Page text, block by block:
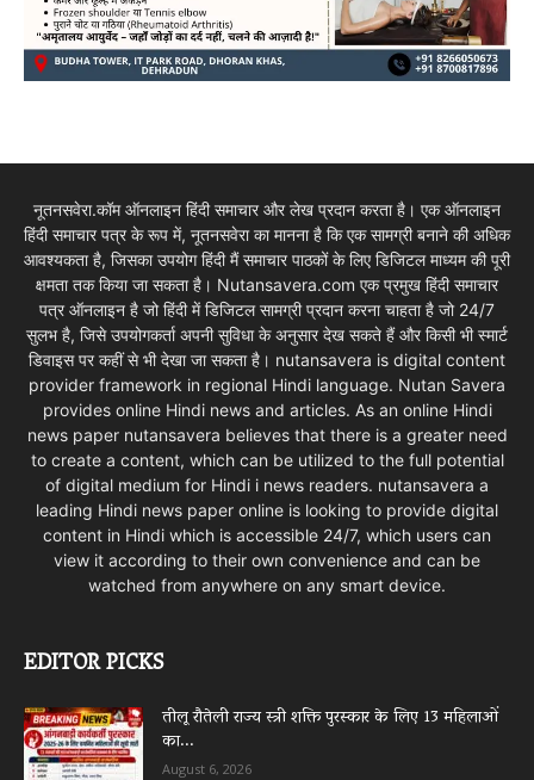
नूतनसवेरा.कॉम ऑनलाइन हिंदी समाचार और लेख प्रदान करता है। एक ऑनलाइन
हिंदी समाचार पत्र के रूप में, नूतनसवेरा का मानना है कि एक सामग्री बनाने की अधिक
आवश्यकता है, जिसका उपयोग हिंदी मैं समाचार पाठकों के लिए डिजिटल माध्यम की पूरी
क्षमता तक किया जा सकता है। Nutansavera.com एक प्रमुख हिंदी समाचार
पत्र ऑनलाइन है जो हिंदी में डिजिटल सामग्री प्रदान करना चाहता है जो 24/7
सुलभ है, जिसे उपयोगकर्ता अपनी सुविधा के अनुसार देख सकते हैं और किसी भी स्मार्ट
डिवाइस पर कहीं से भी देखा जा सकता है। nutansavera is digital content
provider framework in regional Hindi language. Nutan Savera
provides online Hindi news and articles. As an online Hindi
news paper nutansavera believes that there is a greater need
to create a content, which can be utilized to the full potential
of digital medium for Hindi i news readers. nutansavera a
leading Hindi news paper online is looking to provide digital
content in Hindi which is accessible 24/7, which users can
view it according to their own convenience and can be
watched from anywhere on any smart device.
EDITOR PICKS
तीलू रौतेली राज्य स्त्री शक्ति पुरस्कार के लिए 13 महिलाओं
का...
August 6, 2026